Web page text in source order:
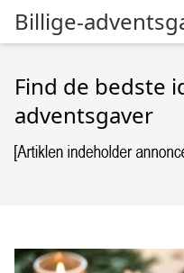
Billige-
Find de bedste
adventsgaver